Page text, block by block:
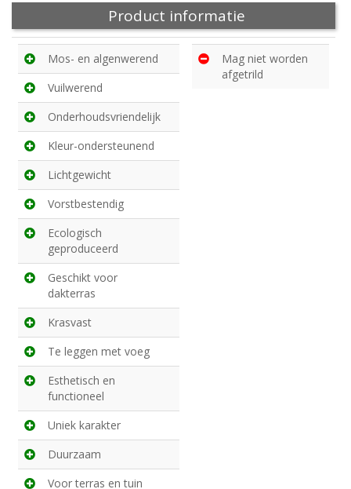
Product informatie
Mos- en algenwerend
Vuilwerend
Onderhoudsvriendelijk
Kleur-ondersteunend
Lichtgewicht
Vorstbestendig
Ecologisch
geproduceerd
Geschikt voor
dakterras
Krasvast
Te leggen met voeg
Esthetisch en
functioneel
Uniek karakter
Duurzaam
Voor terras en tuin
Mag niet worden
afgetrild